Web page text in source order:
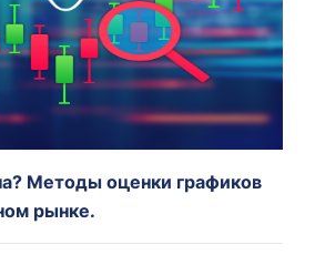
Методы оценки графиков
рынке.